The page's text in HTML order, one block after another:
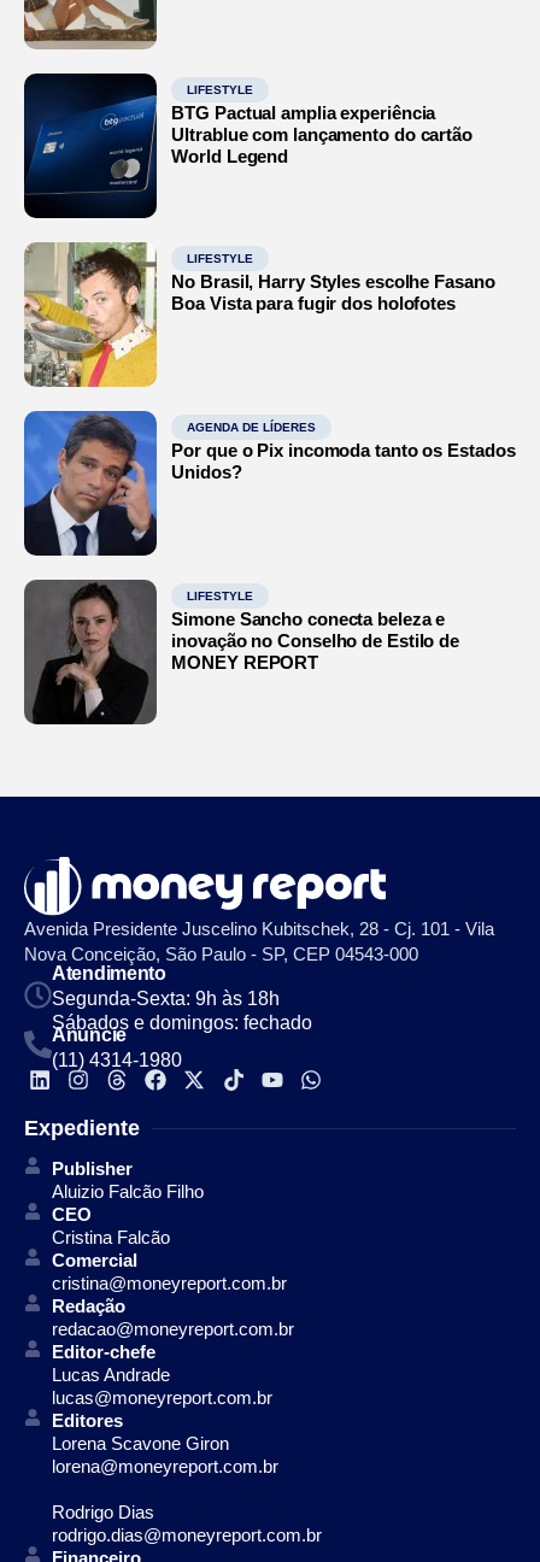
LIFESTYLE
BTG Pactual amplia experiência
Ultrablue com lançamento do cartão
World Legend
LIFESTYLE
No Brasil, Harry Styles escolhe Fasano
Boa Vista para fugir dos holofotes
AGENDA DE LÍDERES
Por que o Pix incomoda tanto os Estados
Unidos?
LIFESTYLE
Simone Sancho conecta beleza e
inovação no Conselho de Estilo de
MONEY REPORT
Avenida Presidente Juscelino Kubitschek, 28 - Cj. 101 - Vila
Nova Conceição, São Paulo - SP, CEP 04543-000
Atendimento
Segunda-Sexta: 9h às 18h
Sábados e domingos: fechado
Anuncie
(11) 4314-1980
Expediente
Publisher
Aluizio Falcão Filho
CEO
Cristina Falcão
Comercial
cristina@moneyreport.com.br
Redação
redacao@moneyreport.com.br
Editor-chefe
Lucas Andrade
lucas@moneyreport.com.br
Editores
Lorena Scavone Giron
lorena@moneyreport.com.br
Rodrigo Dias
rodrigo.dias@moneyreport.com.br